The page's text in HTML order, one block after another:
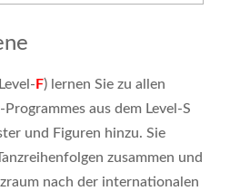
F) lernen Sie zu allen
aus dem Level-S
und Figuren hinzu. Sie
zusammen und
nach der internationalen